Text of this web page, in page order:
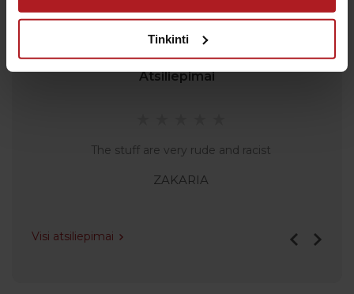
Tinkinti
Atsiliepimai
The stuff are very rude and racist
ZAKARIA
Visi atsiliepimai